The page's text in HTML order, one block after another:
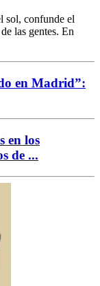
sol, confunde el
las gentes. En
en Madrid”:
en los
de ...